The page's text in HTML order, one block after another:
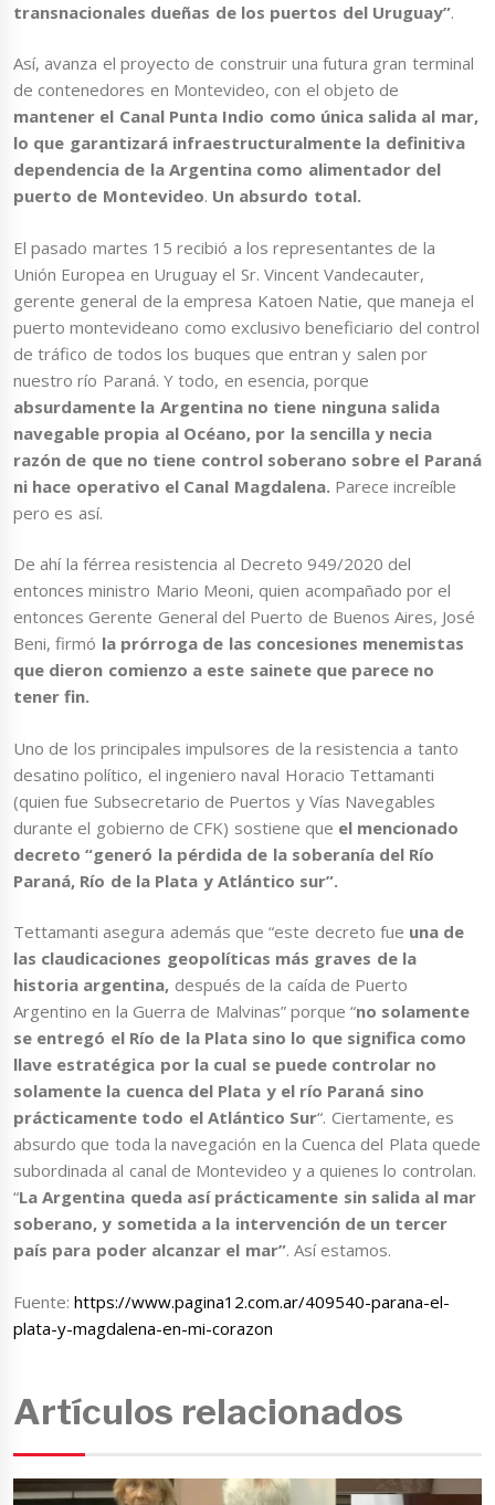
transnacionales dueñas de los puertos del Uruguay”.
Así, avanza el proyecto de construir una futura gran terminal
de contenedores en Montevideo, con el objeto de
mantener el Canal Punta Indio como única salida al mar,
lo que garantizará infraestructuralmente la definitiva
dependencia de la Argentina como alimentador del
puerto de Montevideo. Un absurdo total.
El pasado martes 15 recibió a los representantes de la
Unión Europea en Uruguay el Sr. Vincent Vandecauter,
gerente general de la empresa Katoen Natie, que maneja el
puerto montevideano como exclusivo beneficiario del control
de tráfico de todos los buques que entran y salen por
nuestro río Paraná. Y todo, en esencia, porque
absurdamente la Argentina no tiene ninguna salida
navegable propia al Océano, por la sencilla y necia
razón de que no tiene control soberano sobre el Paraná
ni hace operativo el Canal Magdalena. Parece increíble
pero es así.
De ahí la férrea resistencia al Decreto 949/2020 del
entonces ministro Mario Meoni, quien acompañado por el
entonces Gerente General del Puerto de Buenos Aires, José
Beni, firmó la prórroga de las concesiones menemistas
que dieron comienzo a este sainete que parece no
tener fin.
Uno de los principales impulsores de la resistencia a tanto
desatino político, el ingeniero naval Horacio Tettamanti
(quien fue Subsecretario de Puertos y Vías Navegables
durante el gobierno de CFK) sostiene que el mencionado
decreto “generó la pérdida de la soberanía del Río
Paraná, Río de la Plata y Atlántico sur”.
Tettamanti asegura además que “este decreto fue una de
las claudicaciones geopolíticas más graves de la
historia argentina, después de la caída de Puerto
Argentino en la Guerra de Malvinas” porque “no solamente
se entregó el Río de la Plata sino lo que significa como
llave estratégica por la cual se puede controlar no
solamente la cuenca del Plata y el río Paraná sino
prácticamente todo el Atlántico Sur“. Ciertamente, es
absurdo que toda la navegación en la Cuenca del Plata quede
subordinada al canal de Montevideo y a quienes lo controlan.
“La Argentina queda así prácticamente sin salida al mar
soberano, y sometida a la intervención de un tercer
país para poder alcanzar el mar”. Así estamos.
Fuente:https://www.pagina12.com.ar/409540-parana-el-
plata-y-magdalena-en-mi-corazon
Artículos relacionados